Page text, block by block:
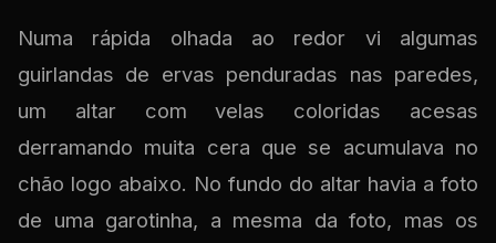
Numa rápida olhada ao redor vi algumas
guirlandas de ervas penduradas nas paredes,
um altar com velas coloridas acesas
derramando muita cera que se acumulava no
chão logo abaixo. No fundo do altar havia a foto
de uma garotinha, a mesma da foto, mas os